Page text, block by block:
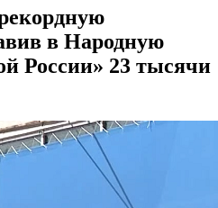
в Народную
России» 23 тысячи